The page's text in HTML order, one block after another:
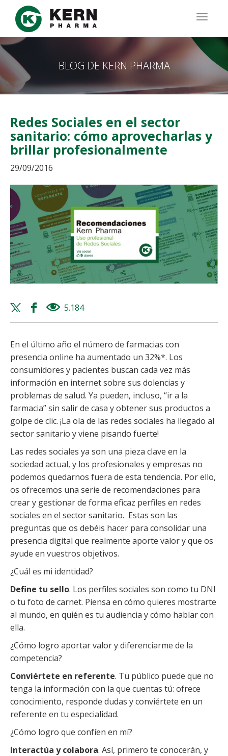
Pasar
contenido
principal
BLOG DE KERN PHARMA
Redes Sociales en el sector
sanitario: cómo aprovecharlas y
brillar profesionalmente
29/09/2016
Twitter
share
Facebook
share
5.184views
En el último año el número de farmacias con
presencia online ha aumentado un 32%*. Los
consumidores y pacientes buscan cada vez más
información en internet sobre sus dolencias y
problemas de salud. Ya pueden, incluso, “ir a la
farmacia” sin salir de casa y obtener sus productos a
golpe de clic. ¡La ola de las redes sociales ha llegado al
sector sanitario y viene pisando fuerte!
Las redes sociales ya son una pieza clave en la
sociedad actual, y los profesionales y empresas no
podemos quedarnos fuera de esta tendencia. Por ello,
os ofrecemos una serie de recomendaciones para
crear y gestionar de forma eficaz perfiles en redes
sociales en el sector sanitario. Estas son las
preguntas que os debéis hacer para consolidar una
presencia digital que realmente aporte valor y que os
ayude en vuestros objetivos.
¿Cuál es mi identidad?
Define tu sello. Los perfiles sociales son como tu DNI
o tu foto de carnet. Piensa en cómo quieres mostrarte
al mundo, en quién es tu audiencia y cómo hablar con
ella.
¿Cómo logro aportar valor y diferenciarme de la
competencia?
Conviértete en referente. Tu público puede que no
tenga la información con la que cuentas tú: ofrece
conocimiento, responde dudas y conviértete en un
referente en tu especialidad.
¿Cómo logro que confíen en mí?
Interactúa y colabora. Así, primero te conocerán, y